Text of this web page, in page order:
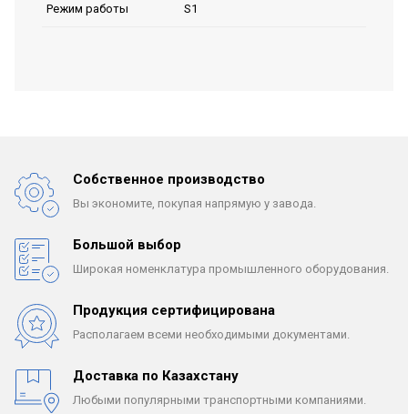
Режим работы S1
Собственное производство
Вы экономите, покупая напрямую у завода.
Большой выбор
Широкая номенклатура промышленного оборудования.
Продукция сертифицирована
Располагаем всеми необходимыми документами.
Доставка по Казахстану
Любыми популярными транспортными компаниями.